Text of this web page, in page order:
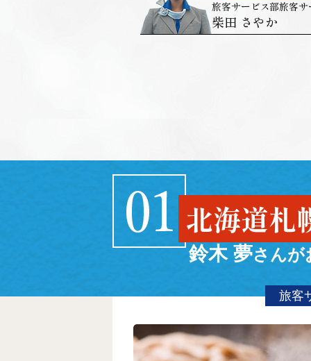
旅客サービス部旅客
柴田 さやか
北海道札
鈴木 夢さんが